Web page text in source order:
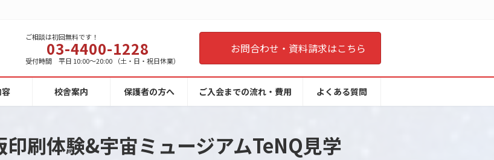
ご相談は初回無料です！
03-4400-1228
受付時間 平日 10:00～20:00 （土・日・祝日休業）
お問合わせ・資料請求はこちら
校舎案内 保護者の方へ ご入会までの流れ・費用 よくある質問
刷体験&宇宙ミュージアムTeNQ見学